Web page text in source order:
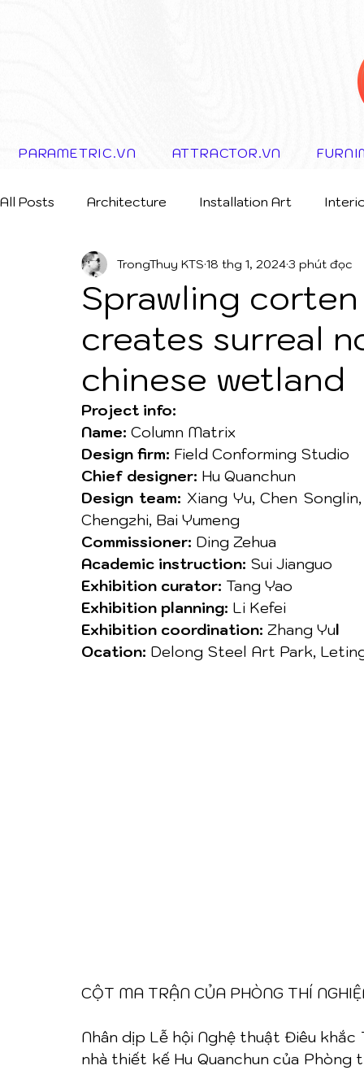
PARAMETRIC.VN ATTRACTOR.VN
All Posts Architecture Installation Art
Storytelling Concept
Sprawling
creates surreal
chinese wetland
TrongThuy KTS 18 thg 1, 20243 phút đọc
Project info:
Name: Column Matrix
Design firm: Field Conforming Studio
Chief designer: Hu Quanchun
Design team: Xiang Yu, Chen
Chengzhi, Bai Yumeng
Commissioner: Ding Zehua
Academic instruction: Sui Jianguo
Exhibition curator: Tang Yao
Exhibition planning: Li Kefei
Exhibition coordination: Zhang Yul
Ocation: Delong Steel Art Park,
CỘT MA TRẬN CỦA PHÒNG THÍ
Nhân dịp Lễ hội Nghệ thuật Điêu khắc
nhà thiết kế Hu Quanchun của